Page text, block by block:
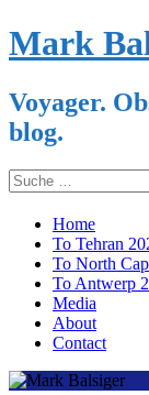
Mark
Voyager.
blog.
Search
for:
Skip
content
Home
To Tehran
To North
To Antwerp
Media
About
Contact